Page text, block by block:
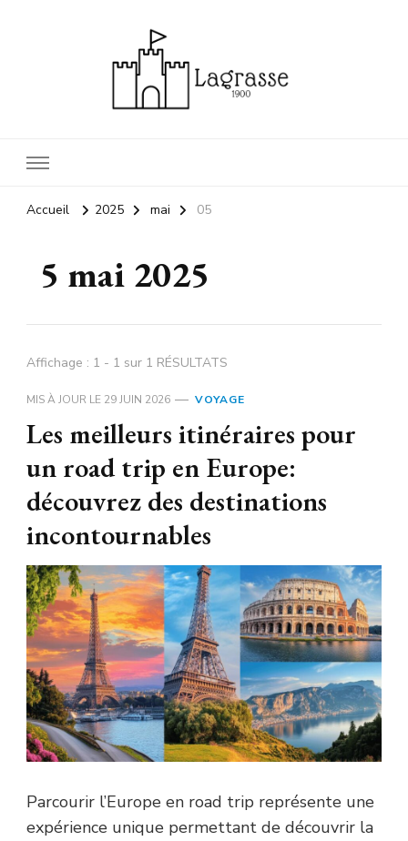
Accueil 2025 mai 05
5 mai 2025
Affichage : 1 - 1 sur 1 RÉSULTATS
MIS À JOUR LE 29 JUIN 2026 VOYAGE
Les meilleurs itinéraires pour
un road trip en Europe:
découvrez des destinations
incontournables
Parcourir l’Europe en road trip représente une
expérience unique permettant de découvrir la